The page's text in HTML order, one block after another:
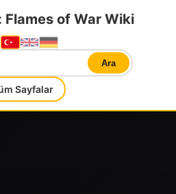
Flames of War Wiki
Ara
Sayfalar